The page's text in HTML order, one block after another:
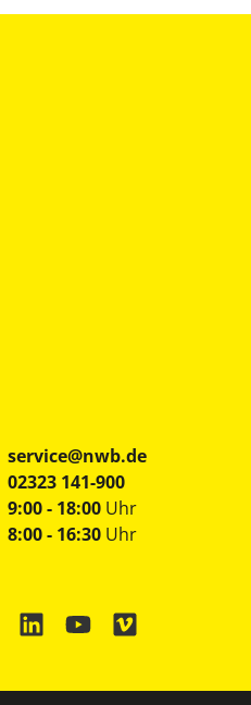
service@nwb.de
02323 141-900
9:00 - 18:00 Uhr
8:00 - 16:30 Uhr